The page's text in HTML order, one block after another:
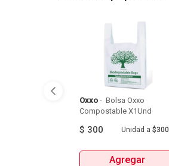
Oxxo - Bolsa Oxxo
$ 300 Unidad a $300
Agregar